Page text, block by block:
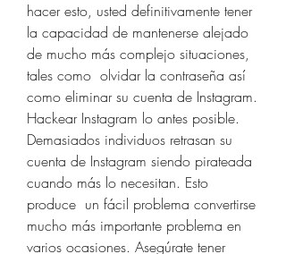
hacer esto, usted definitivamente tener
la capacidad de mantenerse alejado
de mucho más complejo situaciones,
tales como  olvidar la contraseña así
como eliminar su cuenta de Instagram.
Hackear Instagram lo antes posible.
Demasiados individuos retrasan su
cuenta de Instagram siendo pirateada
cuando más lo necesitan. Esto
produce  un fácil problema convertirse
mucho más importante problema en
varios ocasiones. Asegúrate tener